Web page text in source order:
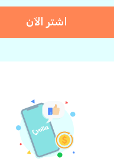
اشتر الآن